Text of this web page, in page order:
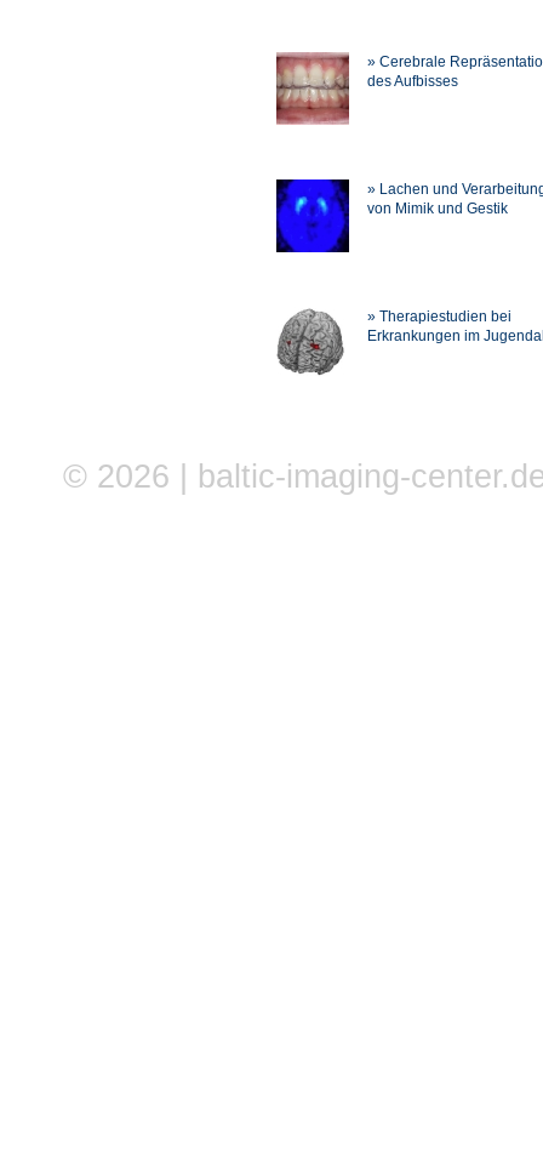
» Cerebrale
des Aufbisses
» Lachen und
von Mimik und Gestik
» Therapiestudien bei
Erkrankungen im
© 2026 | baltic-imaging-